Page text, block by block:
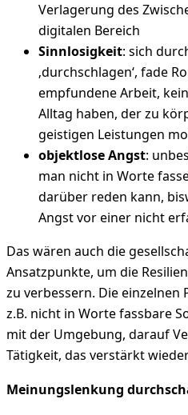
Verlagerung des
digitalen Bereich
Sinnlosigkeit: sich
‚durchschlagen‘, fade
empfundene Arbeit,
Alltag haben, der zu
geistigen Leistungen
objektlose Angst:
man nicht in Worte
darüber reden kann,
Angst vor einer nicht
Das wären auch die
Ansatzpunkte, um die
zu verbessern. Die einzelnen
z.B. nicht in Worte fassbare
mit der Umgebung, darauf
Tätigkeit, das verstärkt
Meinungslenkung